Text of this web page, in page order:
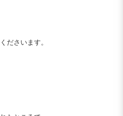
ださいます。